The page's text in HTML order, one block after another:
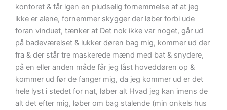
kontoret & får igen en pludselig fornemmelse af at jeg
ikke er alene, fornemmer skygger der løber forbi ude
foran vinduet, tænker at Det nok ikke var noget, går ud
på badeværelset & lukker døren bag mig, kommer ud der
fra & der står tre maskerede mænd med bat & snydere,
på en eller anden måde får jeg låst hoveddøren op &
kommer ud før de fanger mig, da jeg kommer ud er det
hele lyst i stedet for nat, løber alt Hvad jeg kan imens de
alt det efter mig, løber om bag stalende (min onkels hus